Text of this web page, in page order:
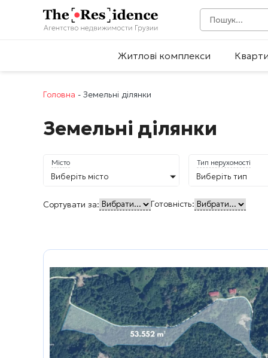
Житлові комплекси
Головна - Земельні ділянки
Земельні ділянки
Місто
Виберіть місто
Тип нерухомості
Виберіть тип
Сортувати за: Готовність: